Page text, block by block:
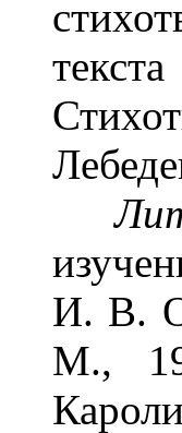
И. В. О
М.,